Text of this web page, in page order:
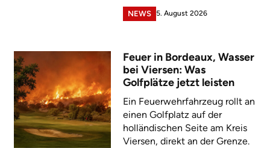
NEWS 5. August 2026
Feuer in Bordeaux, Wasser
bei Viersen: Was
Golfplätze jetzt leisten
Ein Feuerwehrfahrzeug rollt an
einen Golfplatz auf der
holländischen Seite am Kreis
Viersen, direkt an der Grenze.